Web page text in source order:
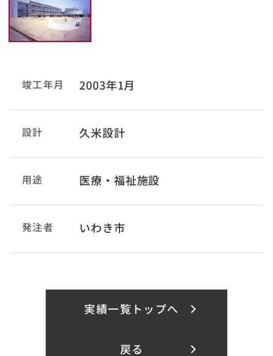
竣工年月 2003年1月
設計 久米設計
用途 医療・福祉施設
発注者 いわき市
実績一覧トップへ
戻る